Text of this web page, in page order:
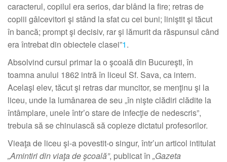
caracterul, copilul era serios, dar blând la fire; retras de
copiii gâlcevitori şi stând la sfat cu cei buni; liniştit şi tăcut
în bancă; prompt şi decisiv, rar şi lămurit da răspunsul când
era întrebat din obiectele clasei”1.
Absolvind cursul primar la o şcoală din Bucureşti, în
toamna anului 1862 intră în liceul Sf. Sava, ca intern.
Acelaşi elev, tăcut şi retras dar muncitor, se menţinu şi la
liceu, unde la lumânarea de seu „în nişte clădiri clădite la
întâmplare, unele într’o stare de infecţie de nedescris”,
trebuia să se chinuiască să copieze dictatul profesorilor.
Vieaţa de liceu şi-a povestit-o singur, într’un articol intitulat
„Amintiri din viaţa de şcoală”, publicat în „Gazeta